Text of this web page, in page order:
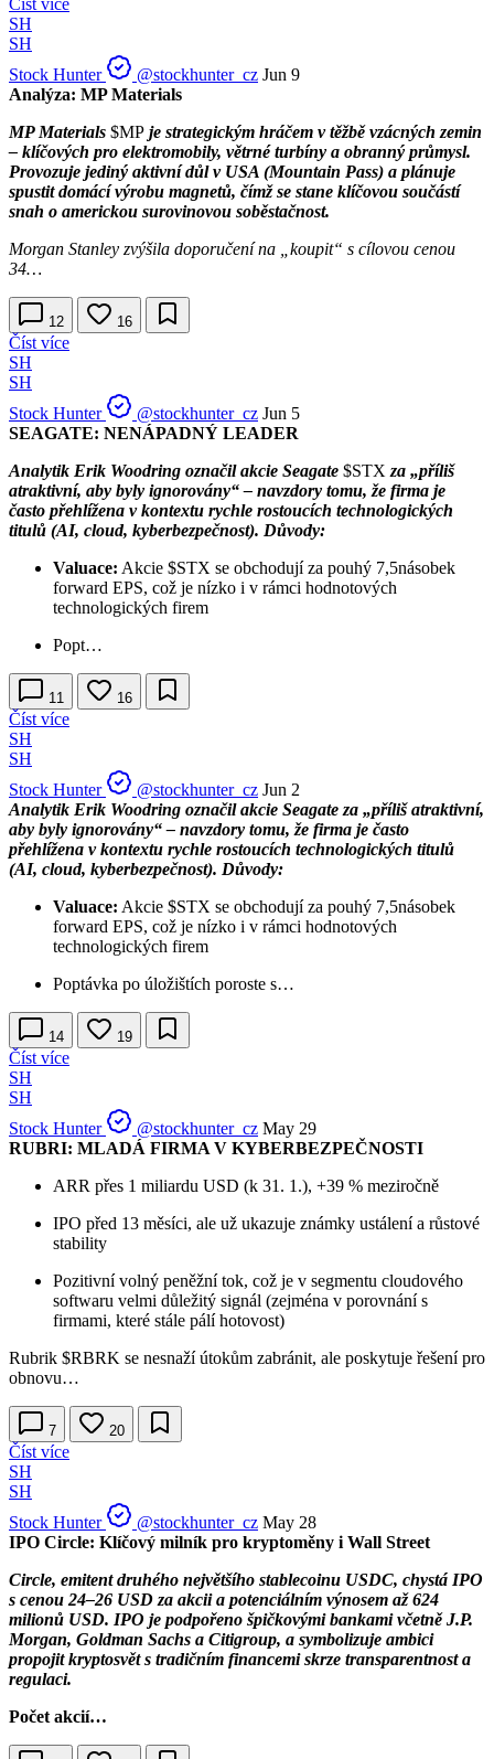
Číst více
SH
SH
Stock Hunter
@stockhunter_cz Jun 9
Analýza: MP Materials
MP Materials $MP je strategickým hráčem v těžbě vzácných zemin
– klíčových pro elektromobily, větrné turbíny a obranný průmysl.
Provozuje jediný aktivní důl v USA (Mountain Pass) a plánuje
spustit domácí výrobu magnetů, čímž se stane klíčovou součástí
snah o americkou surovinovou soběstačnost.
Morgan Stanley zvýšila doporučení na „koupit“ s cílovou cenou
34…
12 16
Číst více
SH
SH
Stock Hunter
@stockhunter_cz Jun 5
SEAGATE: NENÁPADNÝ LEADER
Analytik Erik Woodring označil akcie Seagate $STX za „příliš
atraktivní, aby byly ignorovány“ – navzdory tomu, že firma je
často přehlížena v kontextu rychle rostoucích technologických
titulů (AI, cloud, kyberbezpečnost). Důvody:
Valuace: Akcie $STX se obchodují za pouhý 7,5násobek
forward EPS, což je nízko i v rámci hodnotových
technologických firem
Popt…
11 16
Číst více
SH
SH
Stock Hunter
@stockhunter_cz Jun 2
Analytik Erik Woodring označil akcie Seagate za „příliš atraktivní,
aby byly ignorovány“ – navzdory tomu, že firma je často
přehlížena v kontextu rychle rostoucích technologických titulů
(AI, cloud, kyberbezpečnost). Důvody:
Valuace: Akcie $STX se obchodují za pouhý 7,5násobek
forward EPS, což je nízko i v rámci hodnotových
technologických firem
Poptávka po úložištích poroste s…
14 19
Číst více
SH
SH
Stock Hunter
@stockhunter_cz May 29
RUBRI: MLADÁ FIRMA V KYBERBEZPEČNOSTI
ARR přes 1 miliardu USD (k 31. 1.), +39 % meziročně
IPO před 13 měsíci, ale už ukazuje známky ustálení a růstové
stability
Pozitivní volný peněžní tok, což je v segmentu cloudového
softwaru velmi důležitý signál (zejména v porovnání s
firmami, které stále pálí hotovost)
Rubrik $RBRK se nesnaží útokům zabránit, ale poskytuje řešení pro
obnovu…
7 20
Číst více
SH
SH
Stock Hunter
@stockhunter_cz May 28
IPO Circle: Klíčový milník pro kryptoměny i Wall Street
Circle, emitent druhého největšího stablecoinu USDC, chystá IPO
s cenou 24–26 USD za akcii a potenciálním výnosem až 624
milionů USD. IPO je podpořeno špičkovými bankami včetně J.P.
Morgan, Goldman Sachs a Citigroup, a symbolizuje ambici
propojit kryptosvět s tradičním financemi skrze transparentnost a
regulaci.
Počet akcií…